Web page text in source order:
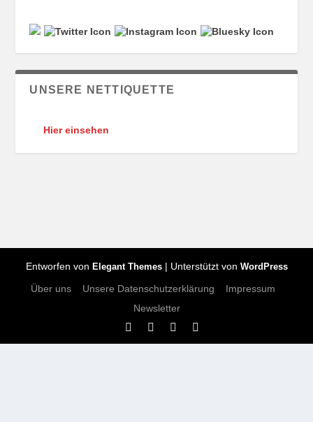
UNSERE NETTIQUETTE
Hier einsehen
Entworfen von Elegant Themes| Unterstützt von WordPress
Über uns Unsere Datenschutzerklärung
Impressum
Newsletter